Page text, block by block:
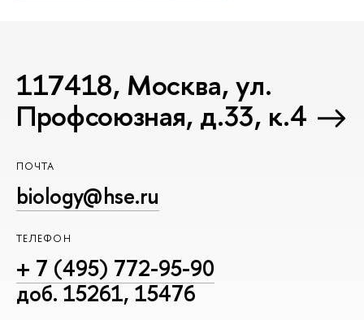
117418, Москва, ул.
Профсоюзная, д.33, к.4
ПОЧТА
biology@hse.ru
ТЕЛЕФОН
+ 7 (495) 772-95-90
доб. 15261, 15476